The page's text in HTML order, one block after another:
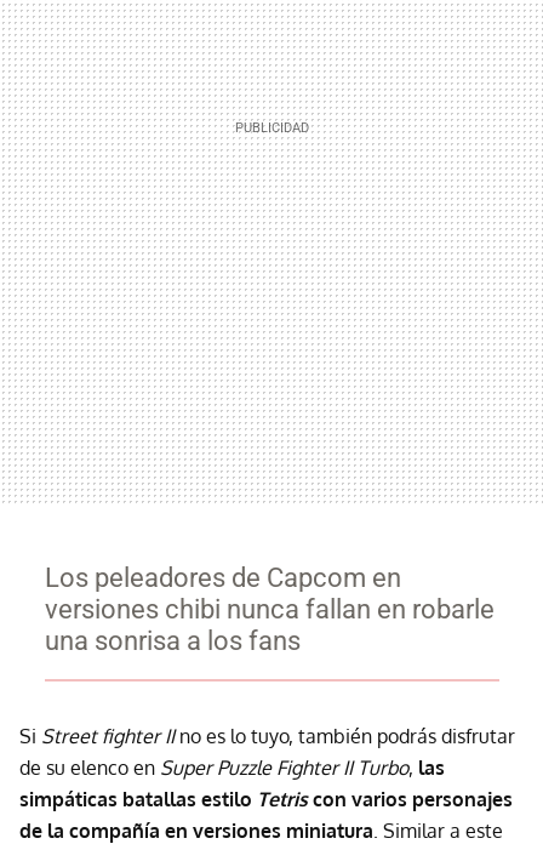
Los peleadores de Capcom en
versiones chibi nunca fallan en robarle
una sonrisa a los fans
Si Street fighter IIno es lo tuyo, también podrás disfrutar
de su elenco en Super Puzzle Fighter II Turbo, las
simpáticas batallas estilo Tetriscon varios personajes
de la compañía en versiones miniatura . Similar a este